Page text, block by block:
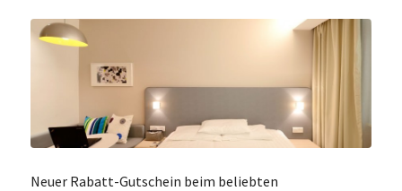
Neuer Rabatt-Gutschein beim beliebten